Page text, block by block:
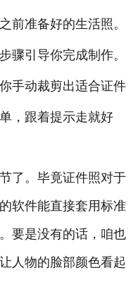
前准备好的生活照。
骤引导你完成制作。
手动裁剪出适合证件
，跟着提示走就好
了。毕竟证件照对于
软件能直接套用标准
要是没有的话，咱也
人物的脸部颜色看起